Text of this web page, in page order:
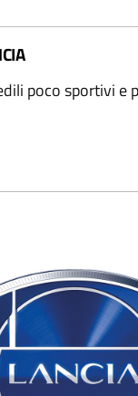
poco sportivi e